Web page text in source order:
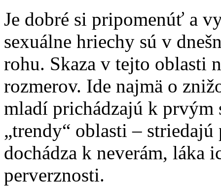
Je dobré si pripomenúť a
sexuálne hriechy sú v
rohu. Skaza v tejto oblasti
rozmerov. Ide najmä o
mladí prichádzajú k prvým
„trendy“ oblasti –
dochádza k neverám, láka
perverznosti.